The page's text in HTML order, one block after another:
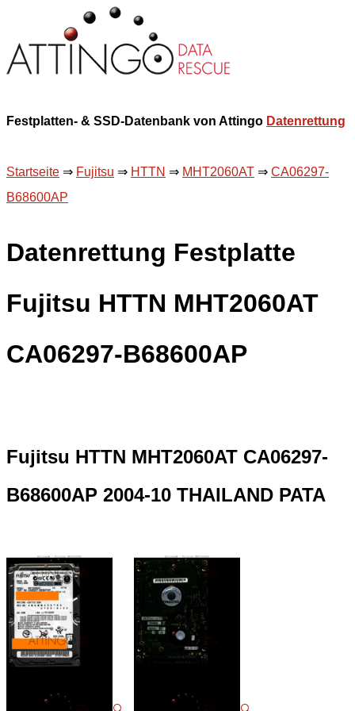
Festplatten- & SSD-Datenbank von Attingo Datenrettung
Startseite ⇒ Fujitsu ⇒ HTTN ⇒ MHT2060AT ⇒ CA06297-
B68600AP
Datenrettung Festplatte
Fujitsu HTTN MHT2060AT
CA06297-B68600AP
Fujitsu HTTN MHT2060AT CA06297-
B68600AP 2004-10 THAILAND PATA